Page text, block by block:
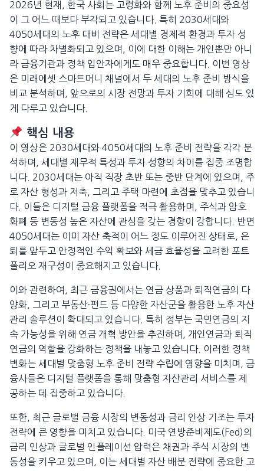
2026년 현재, 한국 사회는 고령화와 함께 노후 준비의 중요성
이 그 어느 때보다 부각되고 있습니다. 특히 2030세대와
4050세대의 노후 대비 전략은 세대별 경제적 환경과 투자 성
향에 따라 차별화되고 있으며, 이에 대한 이해는 개인뿐만 아니
라 금융기관과 정책 입안자에게도 매우 중요합니다. 이번 영상
은 미래에셋 스마트머니 채널에서 두 세대의 노후 준비 방식을
비교 분석하며, 앞으로의 시장 전망과 투자 기회에 대해 심도 있
게 다루고 있습니다.
핵심 내용
이 영상은 2030세대와 4050세대의 노후 준비 전략을 각각 분
석하며, 세대별 재무적 특성과 투자 성향의 차이를 집중 조명합
니다. 2030세대는 아직 직장 초반 또는 중반 단계에 있으며, 주
로 자산 형성과 저축, 그리고 주택 마련에 초점을 맞추고 있습니
다. 이들은 디지털 금융 플랫폼을 적극 활용하며, 주식과 암호
화폐 등 변동성 높은 자산에 관심을 갖는 경향이 강합니다. 반면
4050세대는 이미 자산 축적이 어느 정도 이루어진 상태로, 은
퇴를 앞두고 안정적인 수익 확보와 세금 효율성을 고려한 포트
폴리오 재구성이 중요해지고 있습니다.
이와 관련하여, 최근 금융권에서는 연금 상품과 퇴직연금의 다
양화, 그리고 부동산·펀드 등 다양한 자산군을 활용한 노후 자산
관리 솔루션이 확대되고 있습니다. 특히 정부는 국민연금의 지
속 가능성을 위해 연금 개혁 방안을 추진하며, 개인연금과 퇴직
연금의 역할을 강화하는 정책을 내놓고 있습니다. 이러한 정책
변화는 세대별 맞춤형 노후 준비 전략 수립에 영향을 미치며, 금
융사들은 디지털 플랫폼을 통해 맞춤형 자산관리 서비스를 제
공하는 데 집중하고 있습니다.
또한, 최근 글로벌 금융 시장의 변동성과 금리 인상 기조는 투자
전략에 큰 영향을 미치고 있습니다. 미국 연방준비제도(Fed)의
금리 인상과 글로벌 인플레이션 압력은 채권과 주식 시장의 변
동성을 키우고 있으며, 이는 세대별 자산 배분 전략에 중요한 고